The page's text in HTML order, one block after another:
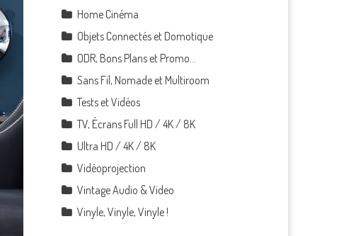
Home Cinéma
Objets Connectés et Domotique
ODR, Bons Plans et Promo…
Sans Fil, Nomade et Multiroom
Tests et Vidéos
TV, Écrans Full HD / 4K / 8K
Ultra HD / 4K / 8K
Vidéoprojection
Vintage Audio & Video
Vinyle, Vinyle, Vinyle !